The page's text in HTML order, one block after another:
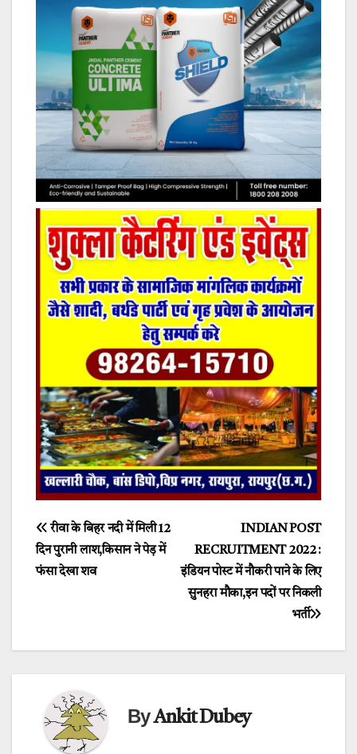
Post
navigation
INDIAN POST
RECRUITMENT 2022 :
इंडियन पोस्ट में नौकरी पाने के लिए
सुनहरा मौका,इन पदों पर निकली
भर्ती
रीवा के बिहर नदी में मिली 12
दिन पुरानी लाश,किसान ने पेड़ में
फंसा देखा शव
ByAnkit Dubey